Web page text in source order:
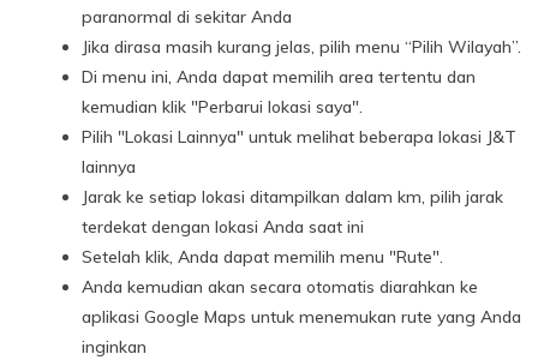
paranormal di sekitar Anda
Jika dirasa masih kurang jelas, pilih menu “Pilih Wilayah”.
Di menu ini, Anda dapat memilih area tertentu dan
kemudian klik "Perbarui lokasi saya".
Pilih "Lokasi Lainnya" untuk melihat beberapa lokasi J&T
lainnya
Jarak ke setiap lokasi ditampilkan dalam km, pilih jarak
terdekat dengan lokasi Anda saat ini
Setelah klik, Anda dapat memilih menu "Rute".
Anda kemudian akan secara otomatis diarahkan ke
aplikasi Google Maps untuk menemukan rute yang Anda
inginkan